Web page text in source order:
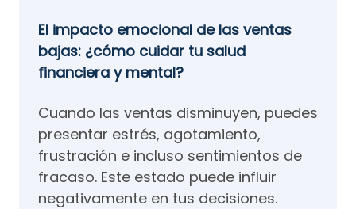
El impacto emocional de las ventas
bajas: ¿cómo cuidar tu salud
financiera y mental?
Cuando las ventas disminuyen, puedes
presentar estrés, agotamiento,
frustración e incluso sentimientos de
fracaso. Este estado puede influir
negativamente en tus decisiones.